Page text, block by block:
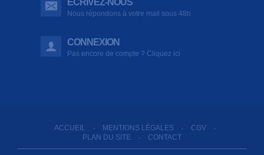
ÉCRIVEZ-NOUS
Nous répondons à votre mail sous 48h
CONNEXION
Pas encore de compte ? Cliquez ici
ACCUEIL - MENTIONS LÉGALES - CGV -
PLAN DU SITE - CONTACT